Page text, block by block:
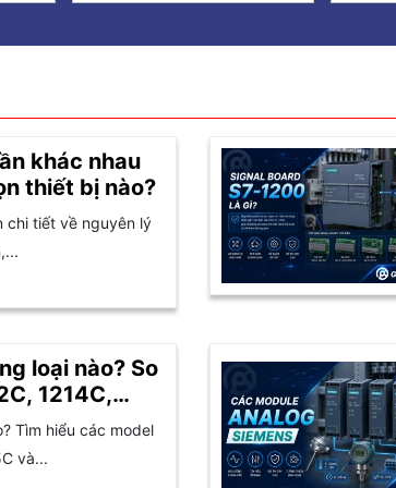
khác nhau
thiết bị nào?
chi tiết về nguyên lý
loại nào? So
1214C,
Tìm hiểu các model
và...